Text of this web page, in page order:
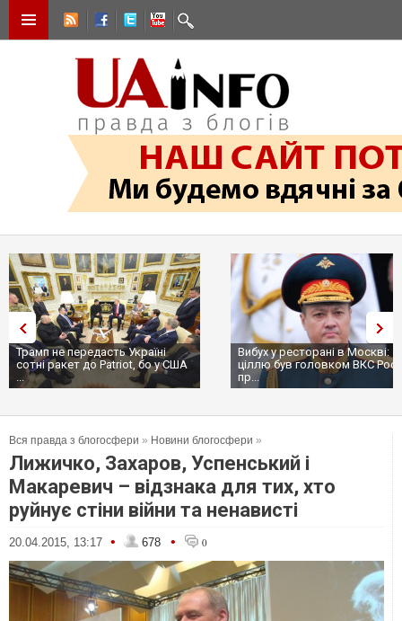
Трамп не передасть Україні
сотні ракет до Patriot, бо у США
...
Вибух у ресторані в Москві:
ціллю був головком ВКС
пр...
Вся правда з блогосфери » Новини блогосфери »
Лижичко, Захаров, Успенський і
Макаревич – відзнака для тих, хто
руйнує стіни війни та ненависті
20.04.2015, 13:17 • 678 • 0